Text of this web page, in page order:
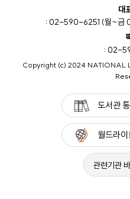
대
: 02-590-6251 (월~금
: 02-
Copyright (c) 2024 NATIONAL
도서관
월드라이
관련기관